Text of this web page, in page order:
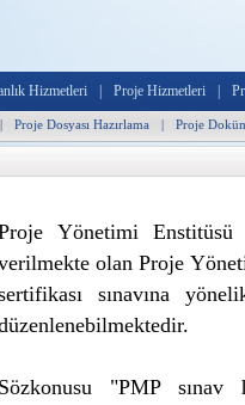
Hizmetleri Proje Hizmetleri
| Proje Dosyası Hazırlama | Proje
Yönetimi
olan Proje
sınavına
Sözkonusu "PMP sınav